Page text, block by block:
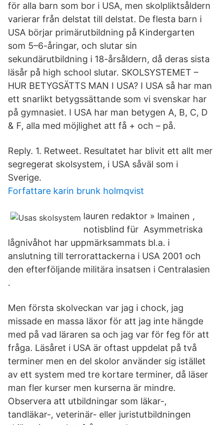
för alla barn som bor i USA, men skolpliktsåldern
varierar från delstat till delstat. De flesta barn i
USA börjar primärutbildning på Kindergarten
som 5–6-åringar, och slutar sin
sekundärutbildning i 18-årsåldern, då deras sista
läsår på high school slutar. SKOLSYSTEMET –
HUR BETYGSÄTTS MAN I USA? I USA så har man
ett snarlikt betygssättande som vi svenskar har
på gymnasiet. I USA har man betygen A, B, C, D
& F, alla med möjlighet att få + och – på.
Reply. 1. Retweet. Resultatet har blivit ett allt mer
segregerat skolsystem, i USA såväl som i
Sverige.
Forfattare karin brunk holmqvist
lauren redaktor » lmainen ,
notisblind für Asymmetriska
lågnivåhot har uppmärksammats bl.a. i
anslutning till terrorattackerna i USA 2001 och
den efterföljande militära insatsen i Centralasien
.
Men första skolveckan var jag i chock, jag
missade en massa läxor för att jag inte hängde
med på vad läraren sa och jag var för feg för att
fråga. Läsåret i USA är oftast uppdelat på två
terminer men en del skolor använder sig istället
av ett system med tre kortare terminer, då läser
man fler kurser men kurserna är mindre.
Observera att utbildningar som läkar-,
tandläkar-, veterinär- eller juristutbildningen